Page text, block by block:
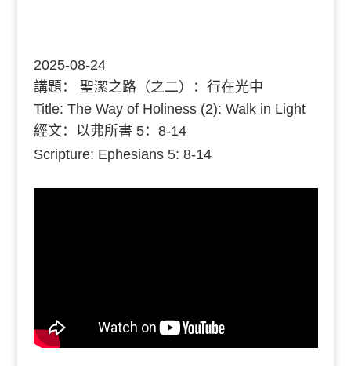
2025-08-24
講題： 聖潔之路（之二）：行在光中
Title: The Way of Holiness (2): Walk in Light
經文：
以弗所書 5：8-14
Scripture: Ephesians 5: 8-14